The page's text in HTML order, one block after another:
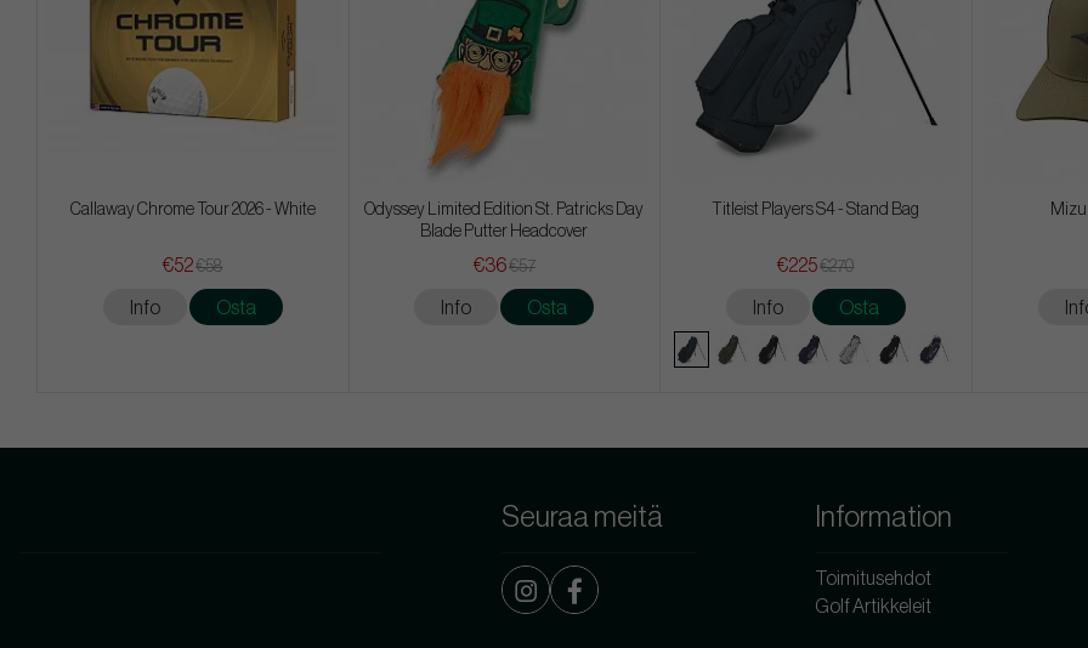
Callaway Chrome Tour 2026 - White
€52€58
Info Osta
Odyssey Limited Edition St. Patricks Day
Blade Putter Headcover
€36€57
Info Osta
Titleist Players S4 - Stand Bag
€225 €270
Info Osta
Seuraa meitä Information
Toimitusehdot
Golf Artikkeleit